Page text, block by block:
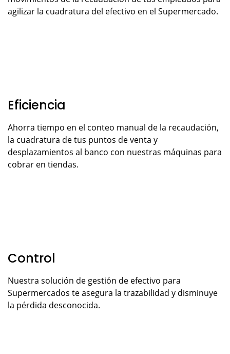
agilizar la cuadratura del efectivo en el Supermercado.
Eficiencia
Ahorra tiempo en el conteo manual de la recaudación,
la cuadratura de tus puntos de venta y
desplazamientos al banco con nuestras máquinas para
cobrar en tiendas.
Control
Nuestra solución de gestión de efectivo para
Supermercados te asegura la trazabilidad y disminuye
la pérdida desconocida.